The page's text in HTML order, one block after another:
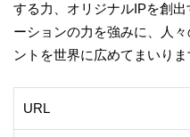
する力、オリジナルIPを創
ーションの力を強みに、人
ントを世界に広めてまいりま
URL